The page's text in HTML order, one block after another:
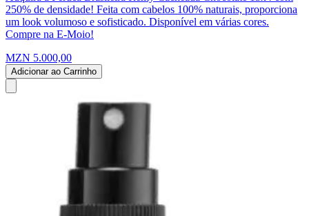
250% de densidade! Feita com cabelos 100% naturais, proporciona
um look volumoso e sofisticado. Disponível em várias cores.
Compre na E-Moio!
MZN 5.000,00
Adicionar ao Carrinho